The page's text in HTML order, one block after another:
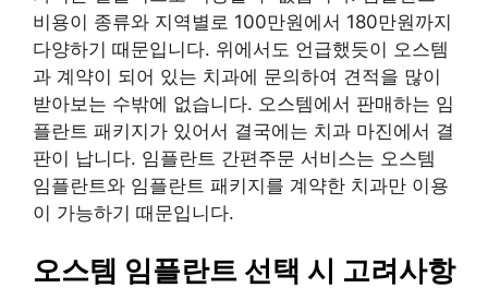
비용이 종류와 지역별로 100만원에서 180만원까지
다양하기 때문입니다. 위에서도 언급했듯이 오스템
과 계약이 되어 있는 치과에 문의하여 견적을 많이
받아보는 수밖에 없습니다. 오스템에서 판매하는 임
플란트 패키지가 있어서 결국에는 치과 마진에서 결
판이 납니다. 임플란트 간편주문 서비스는 오스템
임플란트와 임플란트 패키지를 계약한 치과만 이용
이 가능하기 때문입니다.
오스템 임플란트 선택 시 고려사항